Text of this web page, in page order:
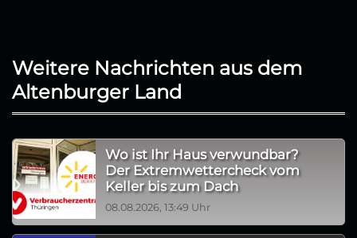
Weitere Nachrichten aus dem
Altenburger Land
Wo ist Ihr Haus verwundbar?
Der Extremwettercheck vom
Keller bis zum Dach
08.08.2026, 13:49 Uhr